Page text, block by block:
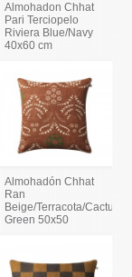
Almohadon Chhat
Pari Terciopelo
Riviera Blue/Navy
40x60 cm
Almohadón Chhat
Ran
Beige/Terracota/Cactus
Green 50x50